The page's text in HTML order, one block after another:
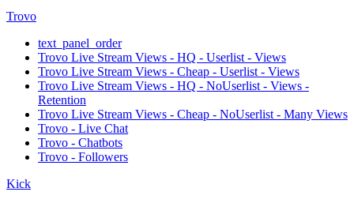
Trovo
text_panel_order
Trovo Live Stream Views - HQ - Userlist - Views
Trovo Live Stream Views - Cheap - Userlist - Views
Trovo Live Stream Views - HQ - NoUserlist - Views -
Retention
Trovo Live Stream Views - Cheap - NoUserlist - Many Views
Trovo - Live Chat
Trovo - Chatbots
Trovo - Followers
Kick